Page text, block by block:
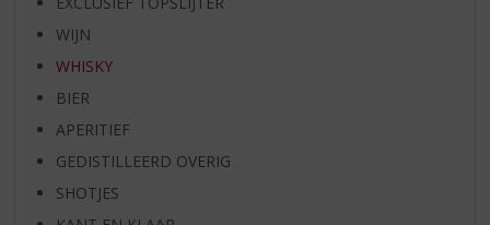
WIJN
WHISKY
BIER
APERITIEF
GEDISTILLEERD OVERIG
SHOTJES